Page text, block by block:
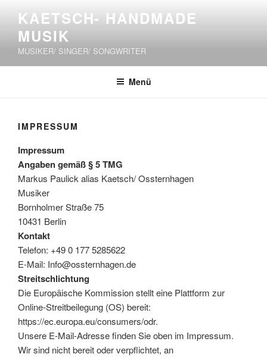
springen
KAETSCH- HANDMADE
MUSIK
MUSIKER/ SINGER/ SONGWRITER
Menü
IMPRESSUM
Impressum
Angaben gemäß § 5 TMG
Markus Paulick alias Kaetsch/ Ossternhagen
Musiker
Bornholmer Straße 75
10431 Berlin
Kontakt
Telefon: +49 0 177 5285622
E-Mail: Info@ossternhagen.de
Streitschlichtung
Die Europäische Kommission stellt eine Plattform zur
Online-Streitbeilegung (OS) bereit:
https://ec.europa.eu/consumers/odr.
Unsere E-Mail-Adresse finden Sie oben im Impressum.
Wir sind nicht bereit oder verpflichtet, an